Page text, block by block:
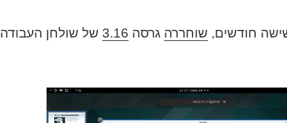
חודשים, שוחררה גרסה 3.16 של שולחן העבודה